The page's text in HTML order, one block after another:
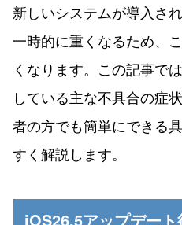
新しいシステムが導入さ
一時的に重くなるため、
くなります。この記事で
している主な不具合の症
者の方でも簡単にできる
すく解説します。
iOS26.5アップデー